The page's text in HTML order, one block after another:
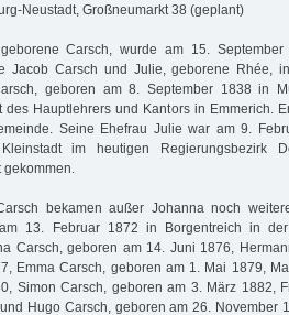
Neustadt, Großneumarkt 38 (geplant)
Carsch, wurde am 15.
Jacob Carsch und Julie, geborene Rhée,
geboren am 8. September 1838 in
des Hauptlehrers und Kantors in Emmerich.
Seine Ehefrau Julie war am 9.
im heutigen Regierungsbezirk
bekamen außer Johanna noch
13. Februar 1872 in Borgentreich in
Carsch, geboren am 14. Juni 1876,
Emma Carsch, geboren am 1. Mai 1879,
Simon Carsch, geboren am 3. März 1882,
Hugo Carsch, geboren am 26. November